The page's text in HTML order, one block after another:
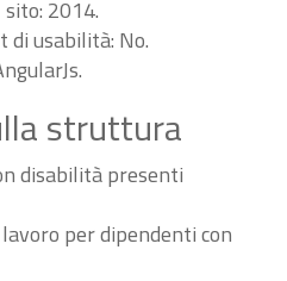
2014.
usabilità: No.
struttura
disabilità presenti
per dipendenti con